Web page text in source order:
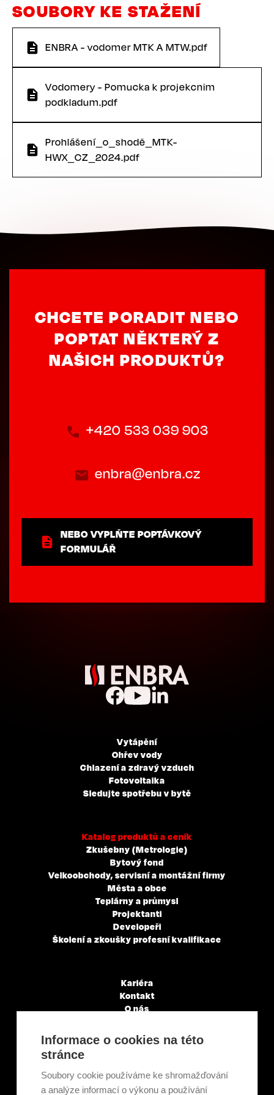
SOUBORY KE STAŽENÍ
ENBRA - vodomer MTK A MTW.pdf
Vodomery - Pomucka k projekcnim
podkladum.pdf
Prohlášení_o_shodě_MTK-
HWX_CZ_2024.pdf
CHCETE PORADIT NEBO
POPTAT NĚKTERÝ Z
NAŠICH PRODUKTŮ?
+420 533 039 903
enbra@enbra.cz
NEBO VYPLŇTE POPTÁVKOVÝ
FORMULÁŘ
Vytápění
Ohřev vody
Chlazení a zdravý vzduch
Fotovoltaika
Sledujte spotřebu v bytě
Katalog produktů a ceník
Zkušebny (Metrologie)
Bytový fond
Velkoobchody, servisní a montážní firmy
Města a obce
Teplárny a průmysl
Projektanti
Developeři
Školení a zkoušky profesní kvalifikace
Kariéra
Kontakt
O nás
Články a novinky
GDPR & Cookies
Ekologická recyklace
Projekty EU
Informace o cookies na této
stránce
Soubory cookie používáme ke shromažďování
a analýze informací o výkonu a používání